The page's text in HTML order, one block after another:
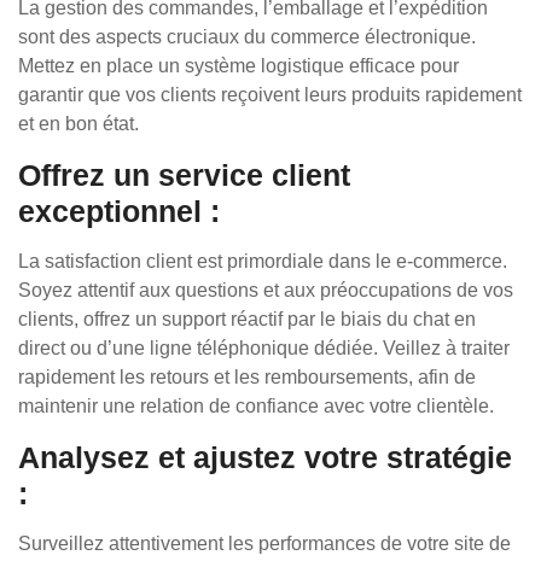
La gestion des commandes, l’emballage et l’expédition
sont des aspects cruciaux du commerce électronique.
Mettez en place un système logistique efficace pour
garantir que vos clients reçoivent leurs produits rapidement
et en bon état.
Offrez un service client
exceptionnel :
La satisfaction client est primordiale dans le e-commerce.
Soyez attentif aux questions et aux préoccupations de vos
clients, offrez un support réactif par le biais du chat en
direct ou d’une ligne téléphonique dédiée. Veillez à traiter
rapidement les retours et les remboursements, afin de
maintenir une relation de confiance avec votre clientèle.
Analysez et ajustez votre stratégie
:
Surveillez attentivement les performances de votre site de